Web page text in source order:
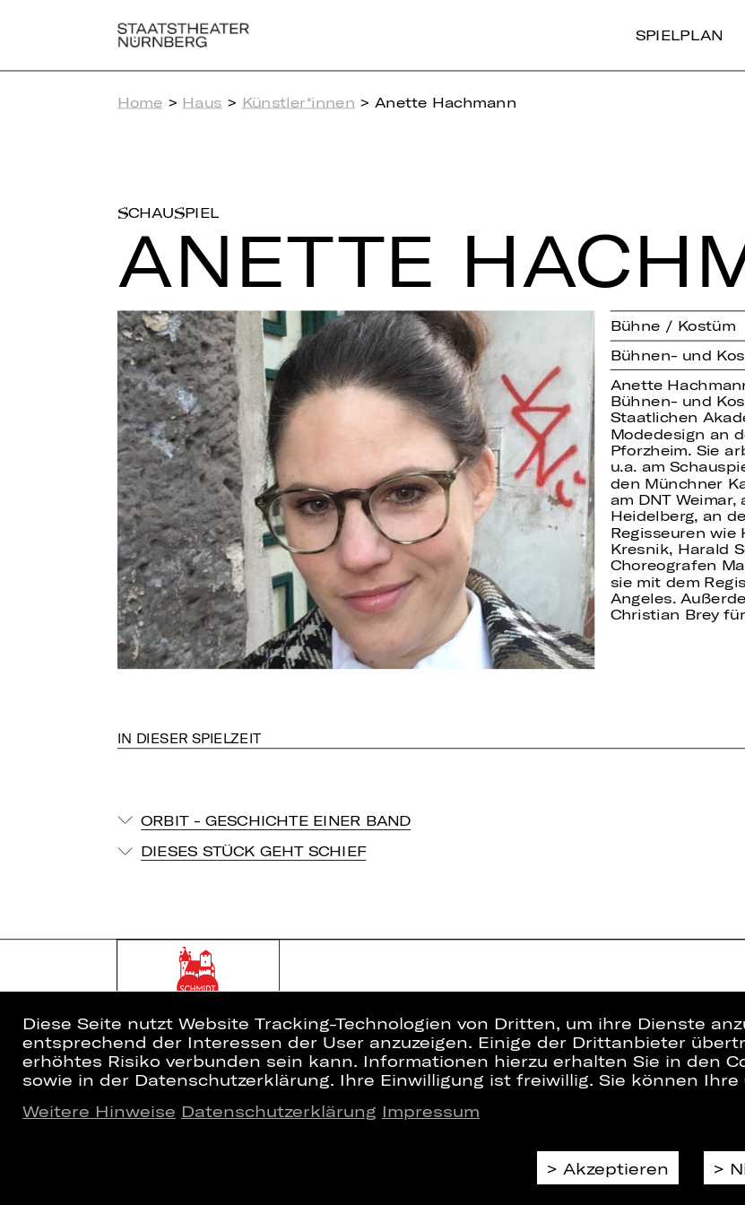
SPIELPLAN
Home > Haus > Künstler*innen > Anette Hachmann
SCHAUSPIEL
ANETTE
Bühne / Kostüm
Bühnen- und
Anette
Bühnen- und
Staatlichen
Modedesign an
Pforzheim. Sie
u.a. am
den Münchner
am DNT
Heidelberg, an
Regisseuren wie
Kresnik, Harald
Choreografen
sie mit dem
Angeles.
Christian Brey
IN DIESER SPIELZEIT
ORBIT - GESCHICHTE EINER BAND
DIESES STÜCK GEHT SCHIEF
Home
Newsletter
Diese Seite nutzt Website Tracking-Technologien von Dritten, um ihre Dienste
entsprechend der Interessen der User anzuzeigen. Einige der Drittanbieter
erhöhtes Risiko verbunden sein kann. Informationen hierzu erhalten Sie in den
sowie in der Datenschutzerklärung. Ihre Einwilligung ist freiwillig. Sie können
Weitere Hinweise Datenschutzerklärung Impressum
Akzeptieren